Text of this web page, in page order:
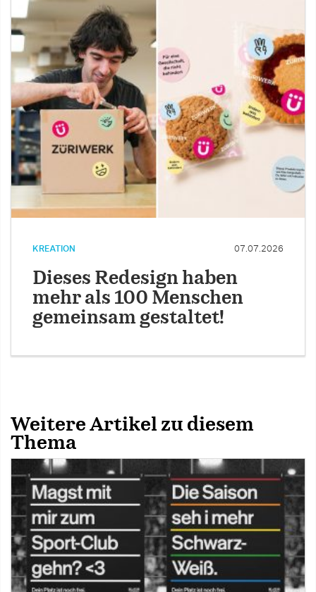
KREATION 07.07.2026
Dieses Redesign haben
mehr als 100 Menschen
gemeinsam gestaltet!
Weitere Artikel zu diesem
Thema